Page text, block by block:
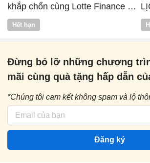
khắp chốn cùng Lotte Finance x
Vntrip
Hết hạn
Đừng bỏ lỡ những chương
mãi cùng quà tặng hấp dẫn
*Chúng tôi cam kết không spam và lộ
Đăng ký